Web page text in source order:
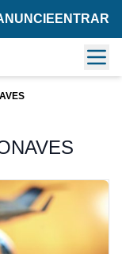
ENTRAR